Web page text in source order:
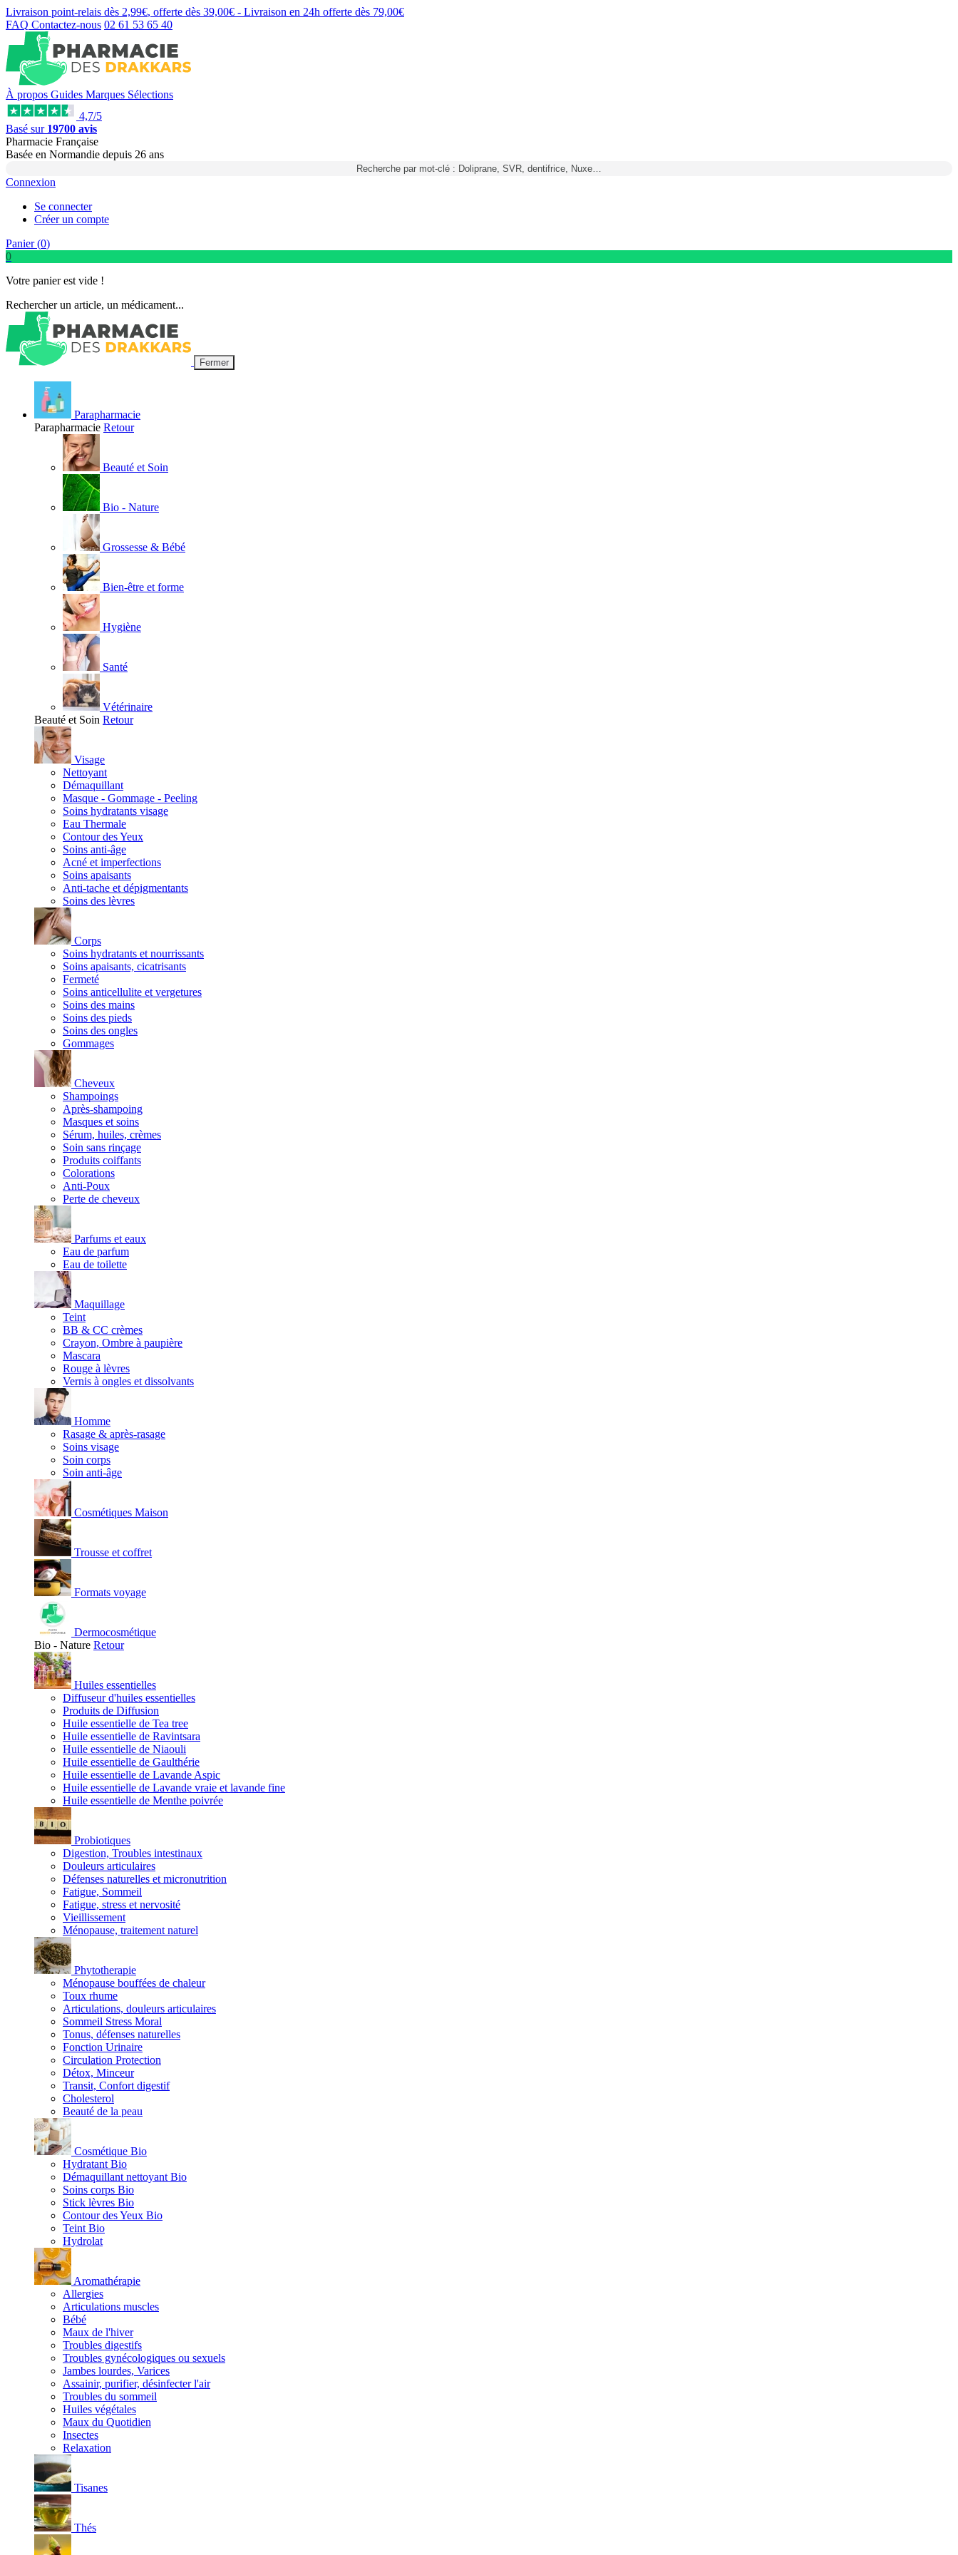
Livraison point-relais dès 2,99€, offerte dès 39,00€ - Livraison en 24h offerte dès 79,00€
FAQ Contactez-nous 02 61 53 65 40
À propos Guides Marques Sélections
4,7/5
Basé sur 19700 avis
Pharmacie Française
Basée en Normandie depuis 26 ans
Recherche par mot-clé : Doliprane, SVR, dentifrice, Nuxe…
Connexion
Se connecter
Créer un compte
Panier (0)
0
Votre panier est vide !
Rechercher un article, un médicament...
Fermer
Parapharmacie
Parapharmacie Retour
Beauté et Soin
Bio - Nature
Grossesse & Bébé
Bien-être et forme
Hygiène
Santé
Vétérinaire
Beauté et Soin Retour
Visage
Nettoyant
Démaquillant
Masque - Gommage - Peeling
Soins hydratants visage
Eau Thermale
Contour des Yeux
Soins anti-âge
Acné et imperfections
Soins apaisants
Anti-tache et dépigmentants
Soins des lèvres
Corps
Soins hydratants et nourrissants
Soins apaisants, cicatrisants
Fermeté
Soins anticellulite et vergetures
Soins des mains
Soins des pieds
Soins des ongles
Gommages
Cheveux
Shampoings
Après-shampoing
Masques et soins
Sérum, huiles, crèmes
Soin sans rinçage
Produits coiffants
Colorations
Anti-Poux
Perte de cheveux
Parfums et eaux
Eau de parfum
Eau de toilette
Maquillage
Teint
BB & CC crèmes
Crayon, Ombre à paupière
Mascara
Rouge à lèvres
Vernis à ongles et dissolvants
Homme
Rasage & après-rasage
Soins visage
Soin corps
Soin anti-âge
Cosmétiques Maison
Trousse et coffret
Formats voyage
Dermocosmétique
Bio - Nature Retour
Huiles essentielles
Diffuseur d'huiles essentielles
Produits de Diffusion
Huile essentielle de Tea tree
Huile essentielle de Ravintsara
Huile essentielle de Niaouli
Huile essentielle de Gaulthérie
Huile essentielle de Lavande Aspic
Huile essentielle de Lavande vraie et lavande fine
Huile essentielle de Menthe poivrée
Probiotiques
Digestion, Troubles intestinaux
Douleurs articulaires
Défenses naturelles et micronutrition
Fatigue, Sommeil
Fatigue, stress et nervosité
Vieillissement
Ménopause, traitement naturel
Phytotherapie
Ménopause bouffées de chaleur
Toux rhume
Articulations, douleurs articulaires
Sommeil Stress Moral
Tonus, défenses naturelles
Fonction Urinaire
Circulation Protection
Détox, Minceur
Transit, Confort digestif
Cholesterol
Beauté de la peau
Cosmétique Bio
Hydratant Bio
Démaquillant nettoyant Bio
Soins corps Bio
Stick lèvres Bio
Contour des Yeux Bio
Teint Bio
Hydrolat
Aromathérapie
Allergies
Articulations muscles
Bébé
Maux de l'hiver
Troubles digestifs
Troubles gynécologiques ou sexuels
Jambes lourdes, Varices
Assainir, purifier, désinfecter l'air
Troubles du sommeil
Huiles végétales
Maux du Quotidien
Insectes
Relaxation
Tisanes
Thés